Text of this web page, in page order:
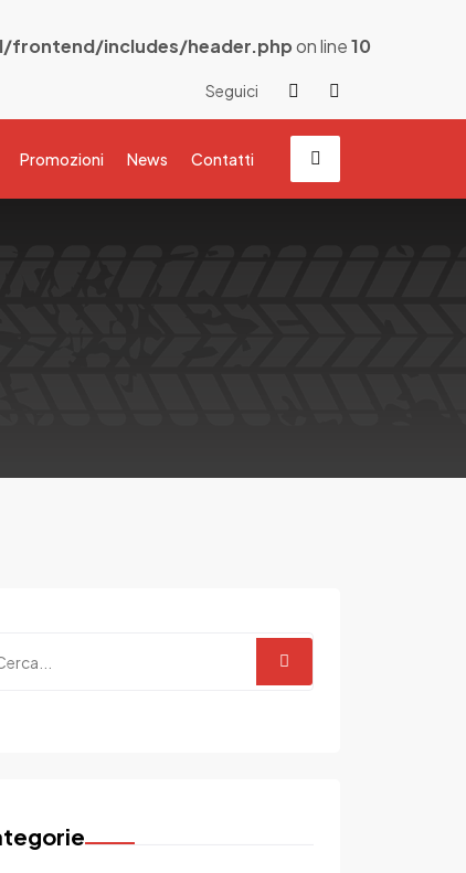
includes/header.phpon line10
Seguici
Promozioni News Contatti